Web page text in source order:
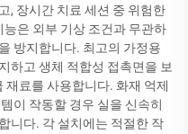
, 장시간 치료 세션 중 위험한
은 외부 기상 조건과 무관하
방지합니다. 최고의 가정용
하고 생체 적합성 접촉면을 보
재료를 사용합니다. 화재 억제
이 작동할 경우 실을 신속히
니다. 각 설치에는 적절한 작